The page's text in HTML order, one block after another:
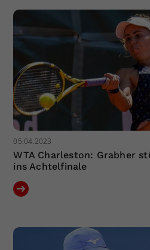
05.04.2023
WTA Charleston: Grabher
ins Achtelfinale